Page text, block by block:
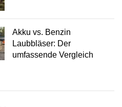
Akku vs. Benzin
Laubbläser: Der
umfassende Vergleich